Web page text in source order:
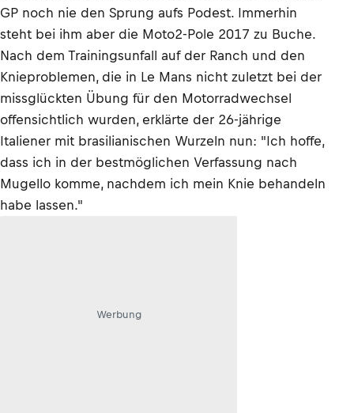
GP noch nie den Sprung aufs Podest. Immerhin
steht bei ihm aber die Moto2-Pole 2017 zu Buche.
Nach dem Trainingsunfall auf der Ranch und den
Knieproblemen, die in Le Mans nicht zuletzt bei der
missglückten Übung für den Motorradwechsel
offensichtlich wurden, erklärte der 26-jährige
Italiener mit brasilianischen Wurzeln nun: "Ich hoffe,
dass ich in der bestmöglichen Verfassung nach
Mugello komme, nachdem ich mein Knie behandeln
habe lassen."
Werbung